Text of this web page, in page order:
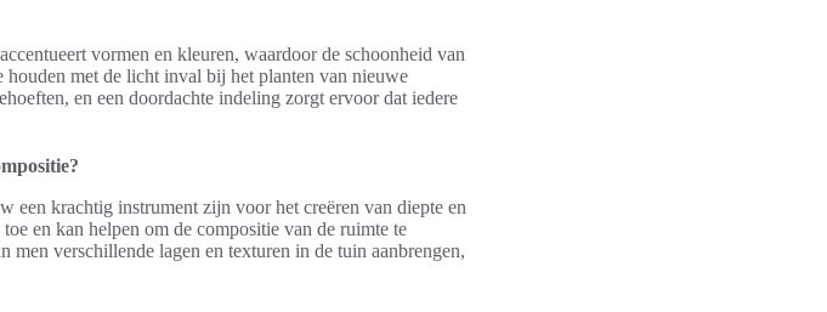
vormen en kleuren, waardoor de schoonheid van
met de licht inval bij het planten van nieuwe
en een doordachte indeling zorgt ervoor dat iedere
een krachtig instrument zijn voor het creëren van diepte en
en kan helpen om de compositie van de ruimte te
men verschillende lagen en texturen in de tuin aanbrengen,